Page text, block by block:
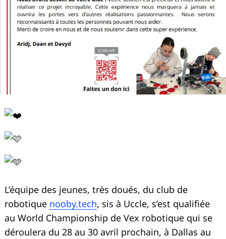
L’équipe des jeunes, très doués, du club de
robotique nooby.tech, sis à Uccle, s’est qualifiée
au World Championship de Vex robotique qui se
déroulera du 28 au 30 avril prochain, à Dallas au